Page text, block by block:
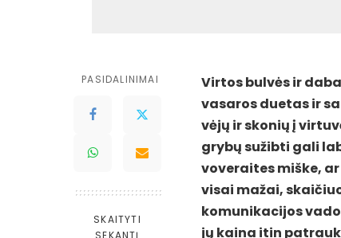
PASIDALINIMAI
SKAITYTI
SEKANTĮ
Virtos bulvės ir
vasaros duetas ir
vėjų ir skonių į
grybų sužibti gali
voveraites miške,
visai mažai,
komunikacijos
jų kaina itin